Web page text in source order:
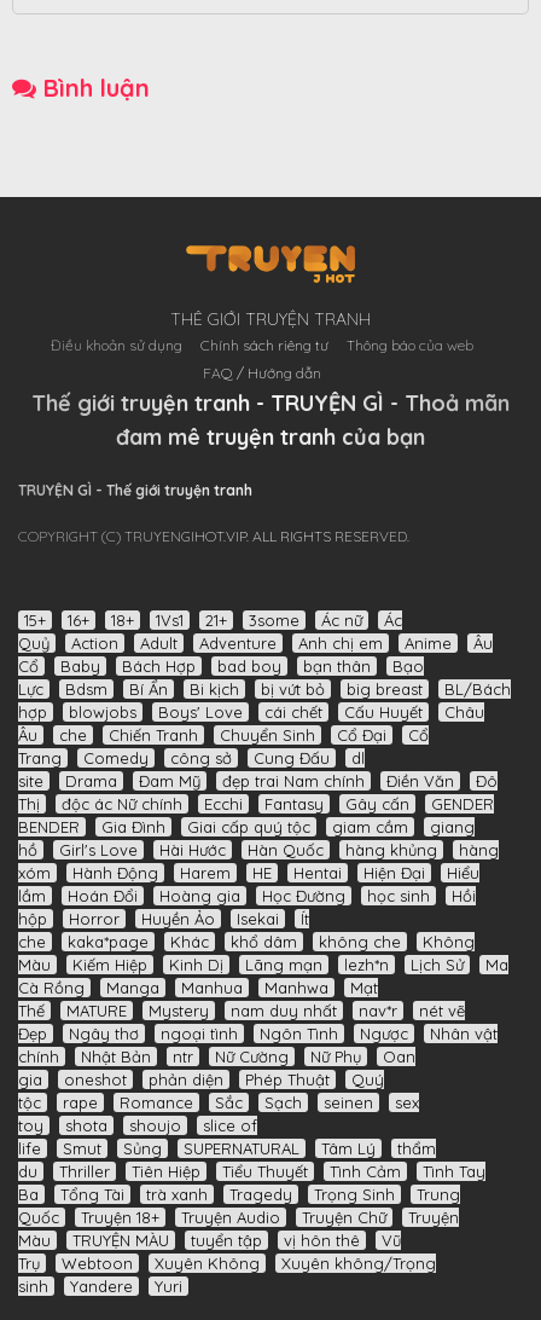
Bình luận
THÊ GIỚI TRUYỆN TRANH
Điều khoản sử dụng Chính sách riêng tư
Thông báo của web
FAQ / Hướng dẫn
Thế giới truyện tranh - TRUYỆN GÌ - Thoả mãn
đam mê truyện tranh của bạn
TRUYỆN GÌ - Thế giới truyện tranh
COPYRIGHT (C) TRUYENGIHOT.VIP. ALL RIGHTS RESERVED.
15+ 16+ 18+ 1Vs1 21+ 3some Ác nữ
Ác
Quỷ
Action Adult Adventure Anh chị em Anime
Âu
Cổ
Baby Bách Hợp bad boy bạn thân
Bạo
Lực
Bdsm Bí Ẩn Bi kịch bị vứt bỏ big breast
BL/Bách
hợp
blowjobs Boys' Love cái chết Cấu Huyết
Châu
Âu
che Chiến Tranh Chuyển Sinh Cổ Đại
Cổ
Trang
Comedy công sở Cung Đấu
dl
site
Drama Đam Mỹ đẹp trai Nam chính Điền Văn
Đô
Thị
độc ác Nữ chính Ecchi Fantasy Gây cấn
GENDER
BENDER
Gia Đình Giai cấp quý tộc giam cầm
giang
hồ
Girl's Love Hài Hước Hàn Quốc hàng khủng
hàng
xóm
Hành Động Harem HE Hentai Hiện Đại
Hiểu
lầm
Hoán Đổi Hoàng gia Học Đường học sinh
Hồi
hộp
Horror Huyền Ảo Isekai
Ít
che
kaka*page Khác khổ dâm không che
Không
Màu
Kiếm Hiệp Kinh Dị Lãng mạn lezh*n Lịch Sử
Ma
Cà Rồng
Manga Manhua Manhwa
Mạt
Thế
MATURE Mystery nam duy nhất nav*r
nét vẽ
Đẹp
Ngây thơ ngoại tình Ngôn Tình Ngược
Nhân vật
chính
Nhật Bản ntr Nữ Cường Nữ Phụ
Oan
gia
oneshot phản diện Phép Thuật
Quý
tộc
rape Romance Sắc Sạch seinen
sex
toy
shota shoujo
slice of
life
Smut Sủng SUPERNATURAL Tâm Lý
thẩm
du
Thriller Tiên Hiệp Tiểu Thuyết Tình Cảm
Tình Tay
Ba
Tổng Tài trà xanh Tragedy Trọng Sinh
Trung
Quốc
Truyện 18+ Truyện Audio Truyện Chữ
Truyện
Màu
TRUYỆN MÀU tuyển tập vị hôn thê
Vũ
Trụ
Webtoon Xuyên Không
Xuyên không/Trọng
sinh
Yandere Yuri